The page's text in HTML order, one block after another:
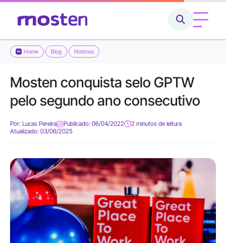
Conheça a Mosten
Carreiras
Blog
Home › Blog › Notícias
Mosten conquista selo GPTW
pelo segundo ano consecutivo
Por: Lucas Pereira Publicado: 06/04/2022
2 minutos de leitura
Atualizado: 03/06/2025